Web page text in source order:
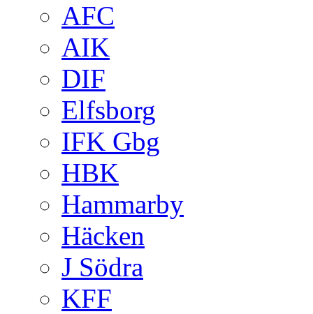
AFC
AIK
DIF
Elfsborg
IFK Gbg
HBK
Hammarby
Häcken
J Södra
KFF